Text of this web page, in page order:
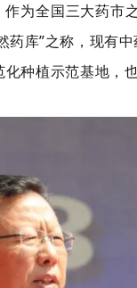
为全国三大药
药库”之称，现有
种植示范基地